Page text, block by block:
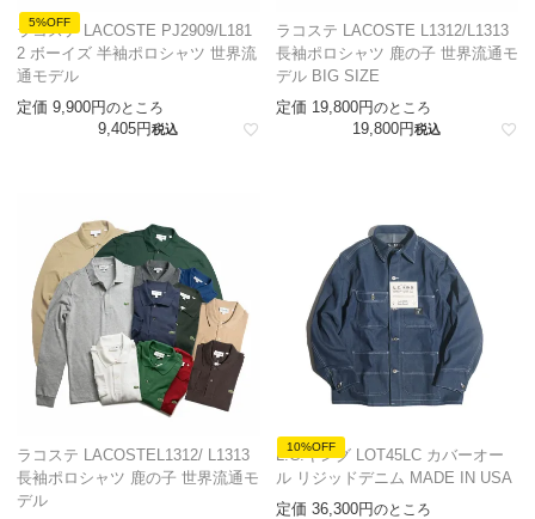
5%OFF
ラコステ LACOSTE PJ2909/L181
2 ボーイズ 半袖ポロシャツ 世界流
通モデル
定価 9,900 のところ
9,405 税込
ラコステ LACOSTE L1312/L1313
長袖ポロシャツ 鹿の子 世界流通モ
デル BIG SIZE
定価 19,800 のところ
19,800 税込
ラコステ LACOSTEL1312/ L1313
長袖ポロシャツ 鹿の子 世界流通モ
デル
10%OFF
L.C.キング LOT45LC カバーオー
ル リジッドデニム MADE IN USA
定価 36,300 のところ